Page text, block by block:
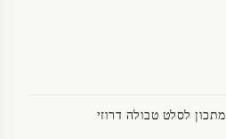
מתכון לסלט טבולה דרוזי